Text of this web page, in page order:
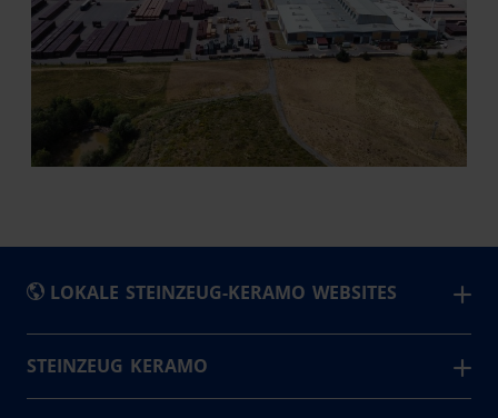
LOKALE STEINZEUG-KERAMO WEBSITES
Česká Republika
STEINZEUG KERAMO
Die Marke Steinzeug Keramo steht für Zuverlässigkeit